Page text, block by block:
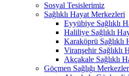
Sosyal Tesislerimiz
Sağlıklı Hayat Merkezleri
Eyyübiye Sağlıklı
Haliliye Sağlıklı
Karaköprü Sağlıklı
Viranşehir Sağlıklı
Akçakale Sağlıklı
Göçmen Sağlığı